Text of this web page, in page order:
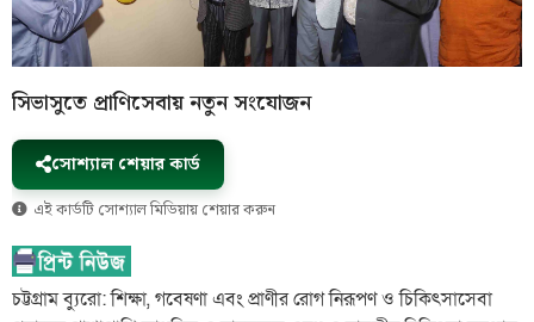
সিভাসুতে প্রাণিসেবায় নতুন সংযোজন
সোশ্যাল শেয়ার কার্ড
এই কার্ডটি সোশ্যাল মিডিয়ায় শেয়ার করুন
চট্টগ্রাম ব্যুরো: শিক্ষা, গবেষণা এবং প্রাণীর রোগ নিরূপণ ও চিকিৎসাসেবা